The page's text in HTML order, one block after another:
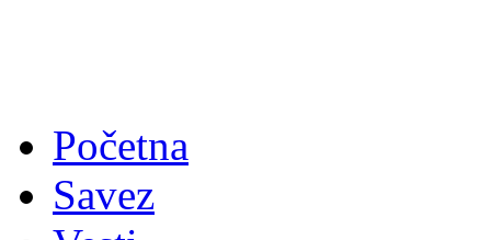
Početna
Savez